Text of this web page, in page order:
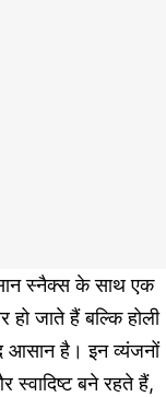
स्नैक्स के साथ एक
जाते हैं बल्कि होली
आसान है। इन व्यंजनों
बने रहते हैं,